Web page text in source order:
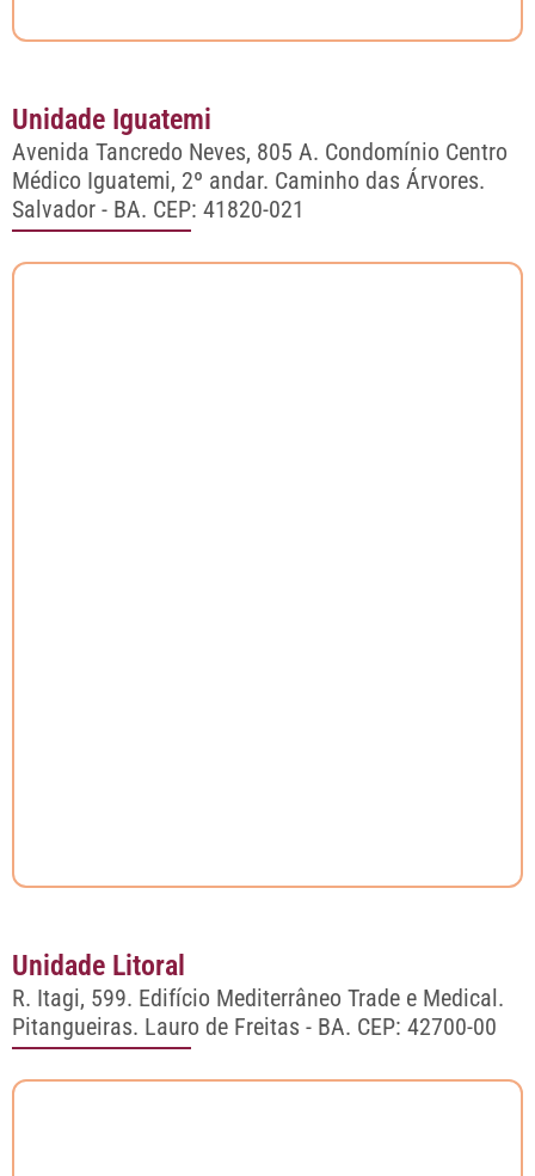
Unidade Iguatemi
Avenida Tancredo Neves, 805 A. Condomínio Centro
Médico Iguatemi, 2º andar. Caminho das Árvores.
Salvador - BA. CEP: 41820-021
Unidade Litoral
R. Itagi, 599. Edifício Mediterrâneo Trade e Medical.
Pitangueiras. Lauro de Freitas - BA. CEP: 42700-00